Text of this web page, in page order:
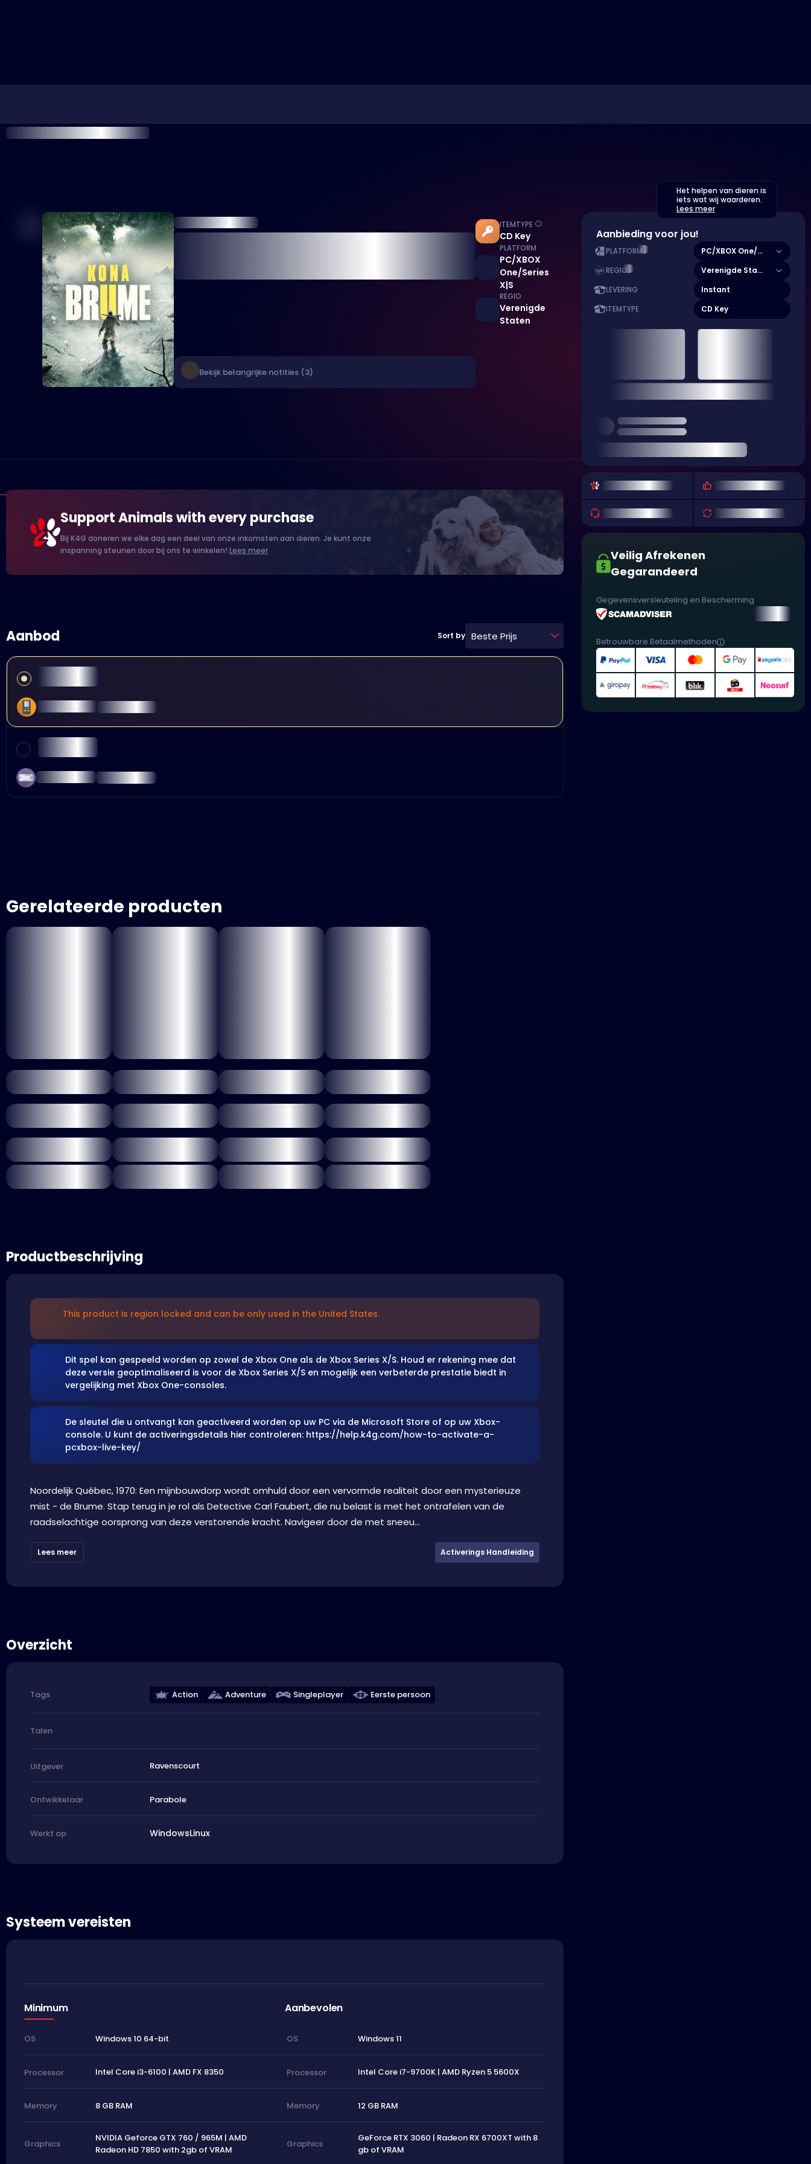
Bekijk belangrijke notities (3)
ITEMTYPE
CD Key
PLATFORM
PC/XBOX
One/Series
X|S
REGIO
Verenigde
Staten
Support Animals with every purchase
Bij K4G doneren we elke dag een deel van onze inkomsten aan dieren. Je kunt onze
inspanning steunen door bij ons te winkelen! Lees meer
Aanbod Sort by Beste Prijs
Gerelateerde producten
Productbeschrijving
This product is region locked and can be only used in the United States.
Dit spel kan gespeeld worden op zowel de Xbox One als de Xbox Series X/S. Houd er rekening mee dat
deze versie geoptimaliseerd is voor de Xbox Series X/S en mogelijk een verbeterde prestatie biedt in
vergelijking met Xbox One-consoles.
De sleutel die u ontvangt kan geactiveerd worden op uw PC via de Microsoft Store of op uw Xbox-
console. U kunt de activeringsdetails hier controleren: https://help.k4g.com/how-to-activate-a-
pcxbox-live-key/
Noordelijk Québec, 1970: Een mijnbouwdorp wordt omhuld door een vervormde realiteit door een mysterieuze
mist - de Brume. Stap terug in je rol als Detective Carl Faubert, die nu belast is met het ontrafelen van de
raadselachtige oorsprong van deze verstorende kracht. Navigeer door de met sneeu...
Lees meer Activerings Handleiding
Overzicht
Tags Action Adventure Singleplayer Eerste persoon
Talen
Uitgever Ravenscourt
Ontwikkelaar Parabole
Werkt op WindowsLinux
Systeem vereisten
Minimum Aanbevolen
OS Windows 10 64-bit OS Windows 11
Processor Intel Core i3-6100 | AMD FX 8350 Processor Intel Core i7-9700K | AMD Ryzen 5 5600X
Memory 8 GB RAM Memory 12 GB RAM
Graphics
NVIDIA Geforce GTX 760 / 965M | AMD
Radeon HD 7850 with 2gb of VRAM
Graphics
GeForce RTX 3060 | Radeon RX 6700XT with 8
gb of VRAM
Het helpen van dieren is
iets wat wij waarderen.
Lees meer
Aanbieding voor jou!
PLATFORM PC/XBOX One/Series X|S
REGIO Verenigde Staten
LEVERING Instant
ITEMTYPE CD Key
Veilig Afrekenen
Gegarandeerd
Gegevensversleuteling en Bescherming
Betrouwbare Betaalmethoden